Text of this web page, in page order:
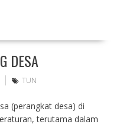
DESA
TUN
(perangkat desa) di
terutama dalam